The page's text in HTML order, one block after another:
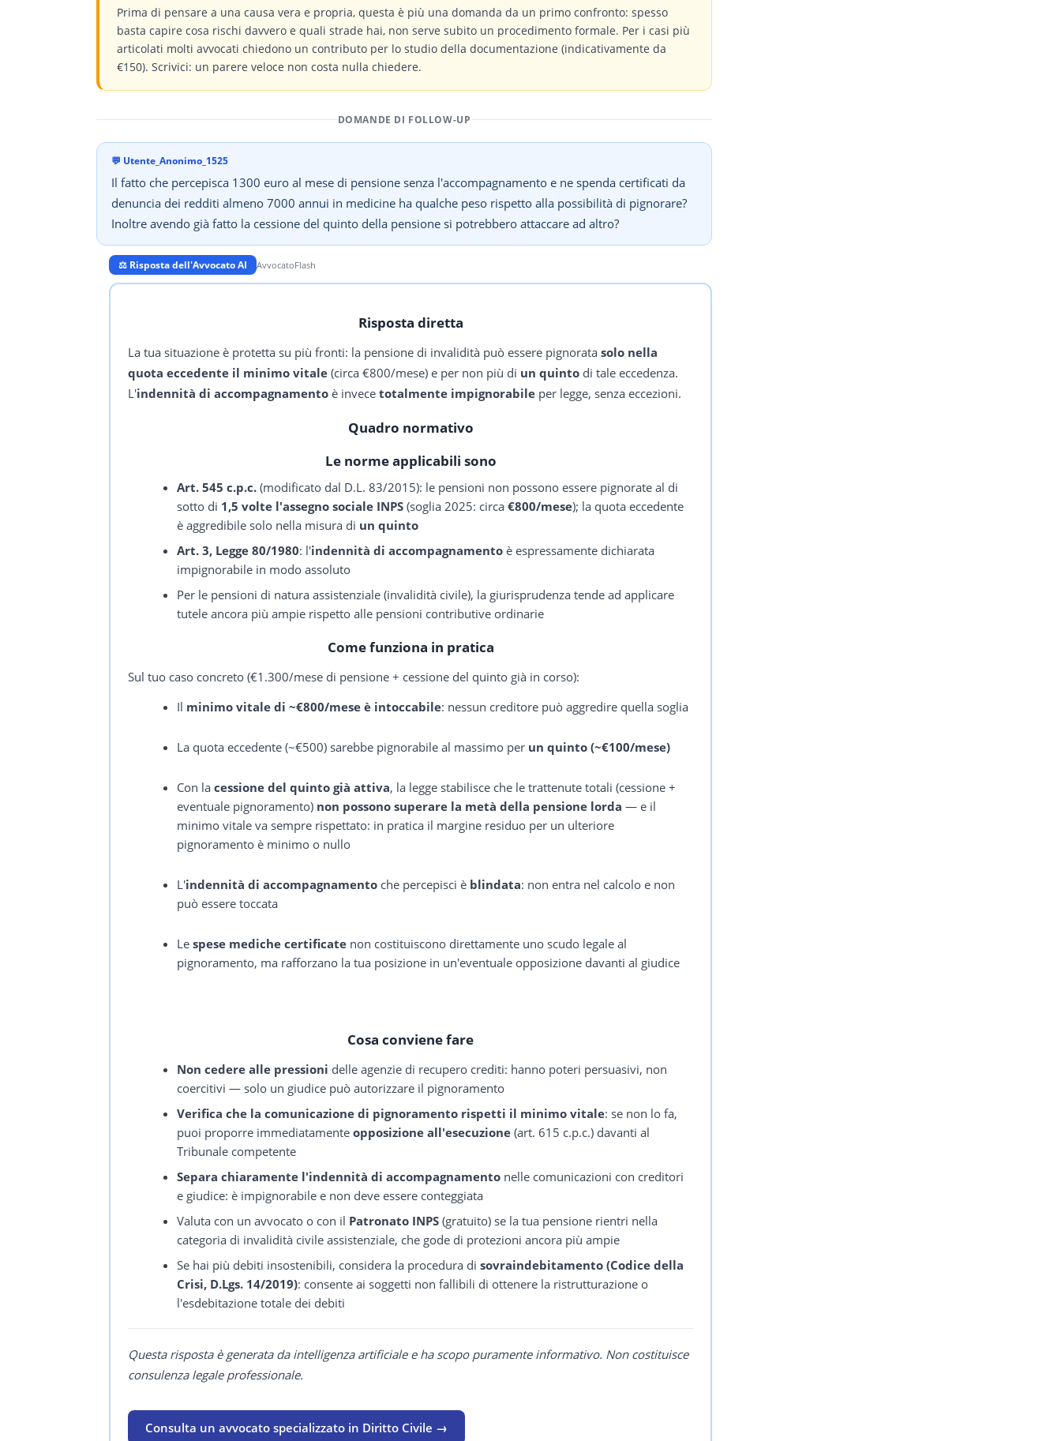
Prima di pensare a una causa vera e propria, questa è più una domanda da un primo confronto: spesso
basta capire cosa rischi davvero e quali strade hai, non serve subito un procedimento formale. Per i casi più
articolati molti avvocati chiedono un contributo per lo studio della documentazione (indicativamente da
€150). Scrivici: un parere veloce non costa nulla chiedere.
DOMANDE DI FOLLOW-UP
💬 Utente_Anonimo_1525
Il fatto che percepisca 1300 euro al mese di pensione senza l'accompagnamento e ne spenda certificati da
denuncia dei redditi almeno 7000 annui in medicine ha qualche peso rispetto alla possibilità di pignorare?
Inoltre avendo già fatto la cessione del quinto della pensione si potrebbero attaccare ad altro?
⚖️ Risposta dell'Avvocato AI AvvocatoFlash
Risposta diretta
La tua situazione è protetta su più fronti: la pensione di invalidità può essere pignorata solo nella
quota eccedente il minimo vitale (circa €800/mese) e per non più di un quinto di tale eccedenza.
L'indennità di accompagnamento è invece totalmente impignorabile per legge, senza eccezioni.
Quadro normativo
Le norme applicabili sono
Art. 545 c.p.c. (modificato dal D.L. 83/2015): le pensioni non possono essere pignorate al di
sotto di 1,5 volte l'assegno sociale INPS (soglia 2025: circa€800/mese); la quota eccedente
è aggredibile solo nella misura di un quinto
Art. 3, Legge 80/1980: l'indennità di accompagnamento è espressamente dichiarata
impignorabile in modo assoluto
Per le pensioni di natura assistenziale (invalidità civile), la giurisprudenza tende ad applicare
tutele ancora più ampie rispetto alle pensioni contributive ordinarie
Come funziona in pratica
Sul tuo caso concreto (€1.300/mese di pensione + cessione del quinto già in corso):
Il minimo vitale di ~€800/mese è intoccabile: nessun creditore può aggredire quella soglia
La quota eccedente (~€500) sarebbe pignorabile al massimo per un quinto (~€100/mese)
Con lacessione del quinto già attiva, la legge stabilisce che le trattenute totali (cessione +
eventuale pignoramento) non possono superare la metà della pensione lorda — e il
minimo vitale va sempre rispettato: in pratica il margine residuo per un ulteriore
pignoramento è minimo o nullo
L'indennità di accompagnamento che percepisci è blindata: non entra nel calcolo e non
può essere toccata
Lespese mediche certificate non costituiscono direttamente uno scudo legale al
pignoramento, ma rafforzano la tua posizione in un'eventuale opposizione davanti al giudice
Cosa conviene fare
Non cedere alle pressioni delle agenzie di recupero crediti: hanno poteri persuasivi, non
coercitivi — solo un giudice può autorizzare il pignoramento
Verifica che la comunicazione di pignoramento rispetti il minimo vitale: se non lo fa,
puoi proporre immediatamenteopposizione all'esecuzione (art. 615 c.p.c.) davanti al
Tribunale competente
Separa chiaramente l'indennità di accompagnamento nelle comunicazioni con creditori
e giudice: è impignorabile e non deve essere conteggiata
Valuta con un avvocato o con il Patronato INPS (gratuito) se la tua pensione rientri nella
categoria di invalidità civile assistenziale, che gode di protezioni ancora più ampie
Se hai più debiti insostenibili, considera la procedura disovraindebitamento (Codice della
Crisi, D.Lgs. 14/2019): consente ai soggetti non fallibili di ottenere la ristrutturazione o
l'esdebitazione totale dei debiti
Questa risposta è generata da intelligenza artificiale e ha scopo puramente informativo. Non costituisce
consulenza legale professionale.
Consulta un avvocato specializzato in Diritto Civile →